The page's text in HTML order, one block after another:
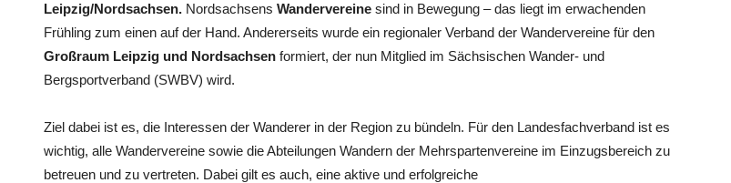
Leipzig/Nordsachsen. Nordsachsens Wandervereine sind in Bewegung – das liegt im erwachenden
Frühling zum einen auf der Hand. Andererseits wurde ein regionaler Verband der Wandervereine für den
Großraum Leipzig und Nordsachsen formiert, der nun Mitglied im Sächsischen Wander- und
Bergsportverband (SWBV) wird.
Ziel dabei ist es, die Interessen der Wanderer in der Region zu bündeln. Für den Landesfachverband ist es
wichtig, alle Wandervereine sowie die Abteilungen Wandern der Mehrspartenvereine im Einzugsbereich zu
betreuen und zu vertreten. Dabei gilt es auch, eine aktive und erfolgreiche